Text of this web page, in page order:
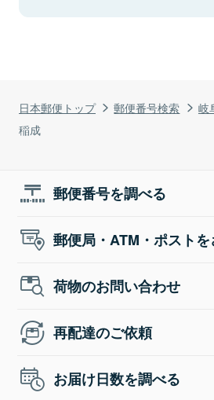
日本郵便トップ 郵便番号検索 岐
稲成
郵便番号を調べる
郵便局・ATM・ポスト
荷物のお問い合わせ
再配達のご依頼
お届け日数を調べる